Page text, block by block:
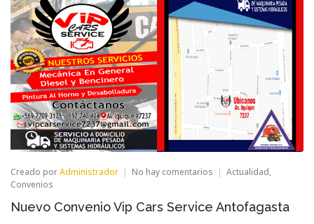
Creado porAdministrador No hay comentarios en
Vip
Actualidad,
Convenios
Nuevo Convenio Vip Cars Service Antofagasta